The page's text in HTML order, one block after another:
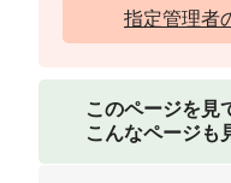
指定管理者
このページを見
こんなページも